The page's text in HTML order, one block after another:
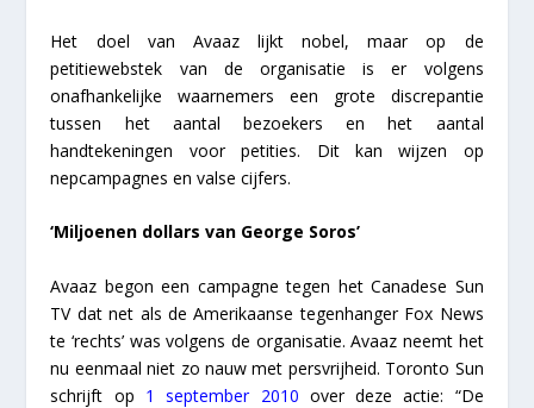
Het doel van Avaaz lijkt nobel, maar op de
petitiewebstek van de organisatie is er volgens
onafhankelijke waarnemers een grote discrepantie
tussen het aantal bezoekers en het aantal
handtekeningen voor petities. Dit kan wijzen op
nepcampagnes en valse cijfers.
‘Miljoenen dollars van George Soros’
Avaaz begon een campagne tegen het Canadese Sun
TV dat net als de Amerikaanse tegenhanger Fox News
te ‘rechts’ was volgens de organisatie. Avaaz neemt het
nu eenmaal niet zo nauw met persvrijheid. Toronto Sun
schrijft op 1 september 2010 over deze actie: “De